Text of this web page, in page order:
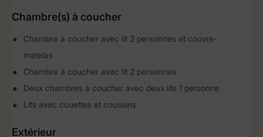
Chambre(s) à coucher
Chambre à coucher avec lit 2 personnes et couvre-
matelas
Chambre à coucher avec lit 2 personnes
Deux chambres à coucher avec deux lits 1 personne
Lits avec couettes et coussins
Extérieur